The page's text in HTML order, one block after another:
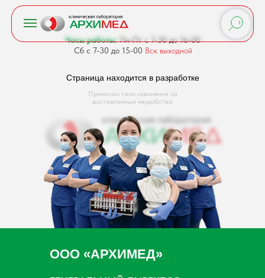
Часы работы:Пн-Пт с 7-30 до 16-00
Сб с 7-30 до 15-00 Вск выходной
Страница находится в разработке
Приносим свои извинения за
доставленные неудобства
ООО «АРХИМЕД»